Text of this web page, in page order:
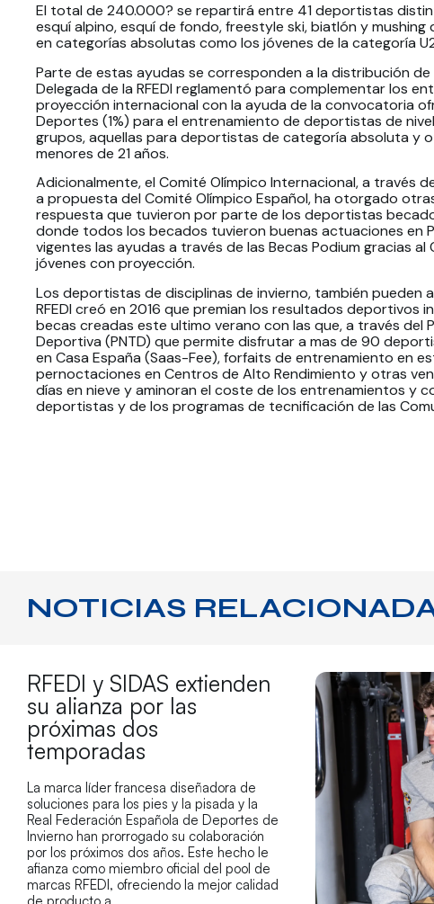
El total de 240.000? se repartirá entre 41 deportistas
esquí alpino, esquí de fondo, freestyle ski, biatlón y
en categorías absolutas como los jóvenes de la categoría
Parte de estas ayudas se corresponden a la distribución
Delegada de la RFEDI reglamentó para complementar los
proyección internacional con la ayuda de la convocatoria
Deportes (1%) para el entrenamiento de deportistas de
grupos, aquellas para deportistas de categoría absoluta y
menores de 21 años.
Adicionalmente, el Comité Olímpico Internacional, a través
a propuesta del Comité Olímpico Español, ha otorgado
respuesta que tuvieron por parte de los deportistas
donde todos los becados tuvieron buenas actuaciones en
vigentes las ayudas a través de las Becas Podium gracias
jóvenes con proyección.
Los deportistas de disciplinas de invierno, también pueden
RFEDI creó en 2016 que premian los resultados deportivos
becas creadas este ultimo verano con las que, a través del
Deportiva (PNTD) que permite disfrutar a mas de 90
en Casa España (Saas-Fee), forfaits de entrenamiento en
pernoctaciones en Centros de Alto Rendimiento y otras
días en nieve y aminoran el coste de los entrenamientos y
deportistas y de los programas de tecnificación de las
NOTICIAS
RFEDI y SIDAS extienden
su alianza por las
próximas dos
temporadas
La marca líder francesa diseñadora de
soluciones para los pies y la pisada y la
Real Federación Española de Deportes de
Invierno han prorrogado su colaboración
por los próximos dos años. Este hecho le
afianza como miembro oficial del pool de
marcas RFEDI, ofreciendo la mejor calidad